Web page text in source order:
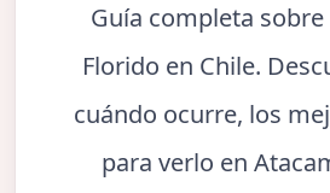
Guía completa
Florido en Chile.
cuándo ocurre, los
para verlo en